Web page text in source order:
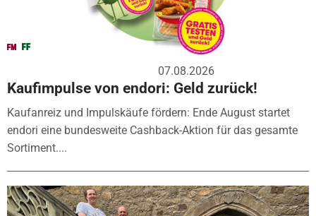
07.08.2026
Kaufimpulse von endori: Geld zurück!
Kaufanreiz und Impulskäufe fördern: Ende August startet
endori eine bundesweite Cashback-Aktion für das gesamte
Sortiment....